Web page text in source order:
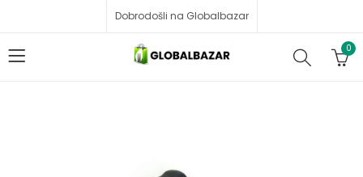
Dobrodošli na Globalbazar
0